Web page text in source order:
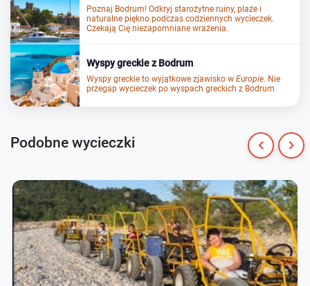
Poznaj Bodrum! Odkryj starożytne ruiny, plaże i
naturalne piękno podczas codziennych wycieczek.
Czekają Cię niezapomniane wrażenia.
Wyspy greckie z Bodrum
Wyspy greckie to wyjątkowe zjawisko w Europie. Nie
przegap wycieczek po wyspach greckich z Bodrum.
Podobne wycieczki